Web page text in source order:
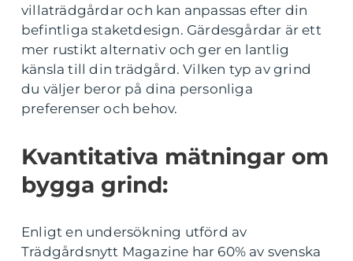
villaträdgårdar och kan anpassas efter din
befintliga staketdesign. Gärdesgårdar är ett
mer rustikt alternativ och ger en lantlig
känsla till din trädgård. Vilken typ av grind
du väljer beror på dina personliga
preferenser och behov.
Kvantitativa mätningar om
bygga grind:
Enligt en undersökning utförd av
Trädgårdsnytt Magazine har 60% av svenska